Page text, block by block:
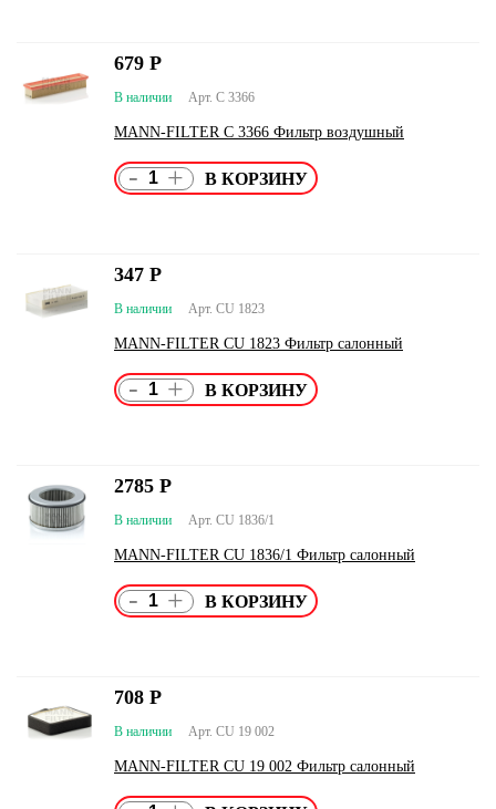
Арт. C 3366
В наличии
MANN-FILTER C 3366 Фильтр воздушный
679 Р
- +
Арт. CU 1823
В наличии
MANN-FILTER CU 1823 Фильтр салонный
347 Р
- +
Арт. CU 1836/1
В наличии
MANN-FILTER CU 1836/1 Фильтр салонный
2785 Р
- +
Арт. CU 19 002
В наличии
MANN-FILTER CU 19 002 Фильтр салонный
708 Р